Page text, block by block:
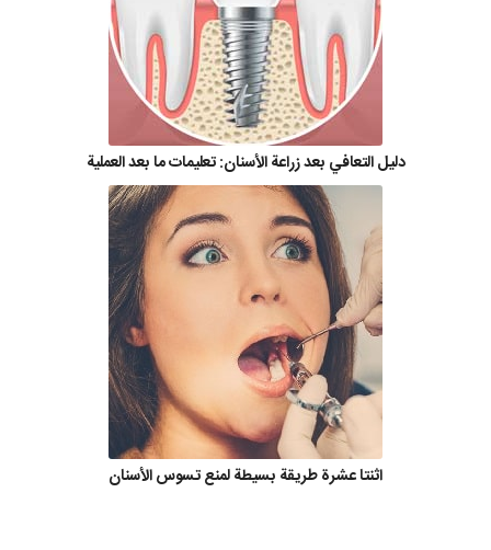
دليل التعافي بعد زراعة الأسنان: تعليمات ما بعد العملية
اثنتا عشرة طريقة بسيطة لمنع تسوس الأسنان